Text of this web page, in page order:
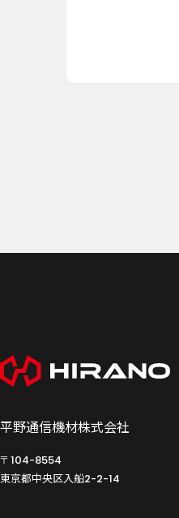
平野通信機材株式会社
〒104-8554
東京都中央区入船2-2-14